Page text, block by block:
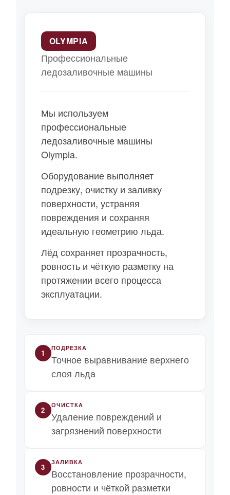
OLYMPIA
Профессиональные
ледозаливочные машины
Мы используем
профессиональные
ледозаливочные машины
Olympia.
Оборудование выполняет
подрезку, очистку и заливку
поверхности, устраняя
повреждения и сохраняя
идеальную геометрию льда.
Лёд сохраняет прозрачность,
ровность и чёткую разметку на
протяжении всего процесса
эксплуатации.
1
ПОДРЕЗКА
Точное выравнивание верхнего
слоя льда
2
ОЧИСТКА
Удаление повреждений и
загрязнений поверхности
3
ЗАЛИВКА
Восстановление прозрачности,
ровности и чёткой разметки